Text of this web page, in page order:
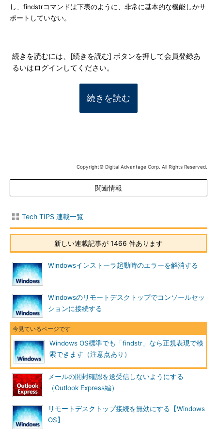
し、findstrコマンドは下表のように、非常に基本的な機能しかサ
ポートしていない。
続きを読むには、[続きを読む] ボタンを押して会員登録あ
るいはログインしてください。
続きを読む
Copyright© Digital Advantage Corp. All Rights Reserved.
関連情報
Tech TIPS 連載一覧
新しい連載記事が 1466 件あります
Windowsインストーラ起動時のエラーを解消する
Windowsのリモートデスクトップでコンソールセッ
ションに接続する
Windows OS標準でも「findstr」なら正規表現で検
索できます（注意点あり）
メールの開封確認を送受信しないようにする
（Outlook Express編）
リモートデスクトップ接続を無効にする【Windows
OS】